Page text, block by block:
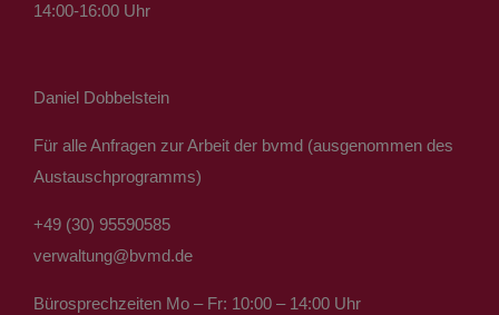
14:00-16:00 Uhr
Daniel Dobbelstein
Für alle Anfragen zur Arbeit der bvmd (ausgenommen des
Austauschprogramms)
+49 (30) 95590585
verwaltung@bvmd.de
Bürosprechzeiten Mo – Fr: 10:00 – 14:00 Uhr